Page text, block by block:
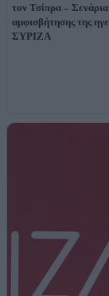
τον Τσίπρα – Σενάρια
αμφισβήτησης της
ΣΥΡΙΖΑ